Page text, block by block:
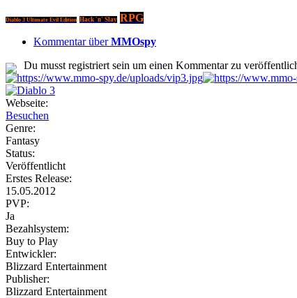
Diablo 3 Ultimate Evil Edition Hack 'n' Slay RPG
Kommentar überMMOspy
Du musst registriert sein um einen Kommentar zu
Webseite:
Besuchen
Genre:
Fantasy
Status:
Veröffentlicht
Erstes Release:
15.05.2012
PVP:
Ja
Bezahlsystem:
Buy to Play
Entwickler:
Blizzard Entertainment
Publisher:
Blizzard Entertainment